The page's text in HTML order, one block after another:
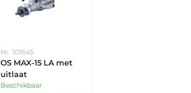
Nr. 101645
OS MAX-15 LA met
uitlaat
Beschikbaar